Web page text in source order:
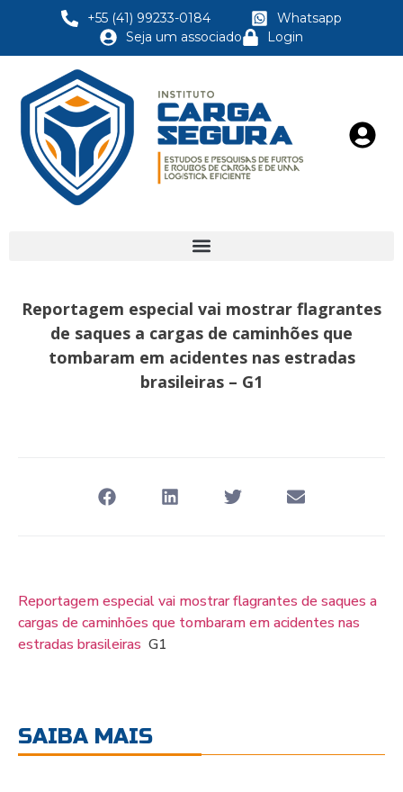
+55 (41) 99233-0184
Whatsapp
Seja um associado
Login
Reportagem especial vai mostrar flagrantes
de saques a cargas de caminhões que
tombaram em acidentes nas estradas
brasileiras – G1
Reportagem especial vai mostrar flagrantes de saques a
cargas de caminhões que tombaram em acidentes nas
estradas brasileiras G1
SAIBA MAIS